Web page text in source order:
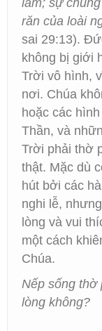
lắm; sự
răn của loài
sai 29:13).
không bị giới
Trời vô hình,
nơi. Chúa
hoặc các
Thần, và
Trời phải thờ
thật. Mặc dù
hút bởi các
nghi lễ,
lòng và vui
một cách
Chúa.
Nếp sống thờ
lòng không?